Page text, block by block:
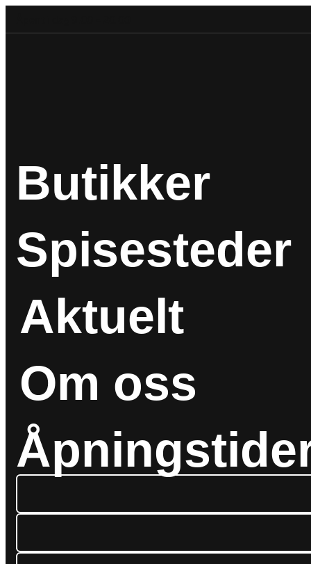
Butikker
Spisesteder
Aktuelt
Om oss